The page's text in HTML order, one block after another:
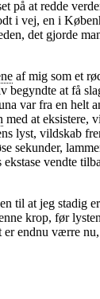
på at redde
i vej, en i
det gjorde
af mig som et
at få
var fra en helt
med at eksistere,
lyst, vildskab
sekunder,
vendte
til at jeg stadig
krop, før
endnu værre